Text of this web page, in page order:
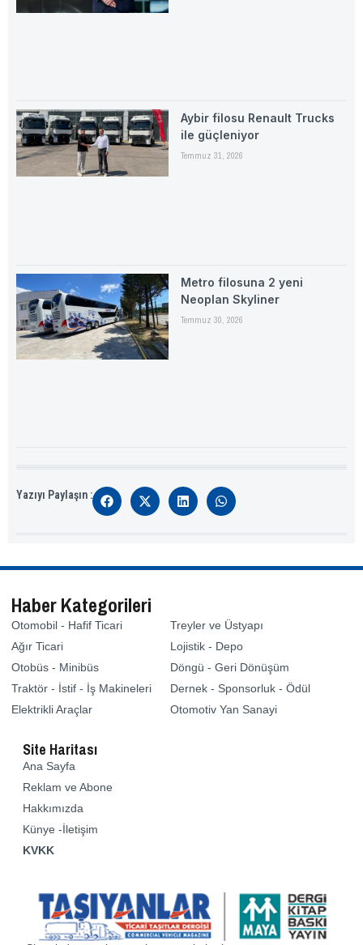
Aybir filosu Renault Trucks
ile güçleniyor
Temmuz 31, 2026
Metro filosuna 2 yeni
Neoplan Skyliner
Temmuz 30, 2026
Yazıyı Paylaşın :
Haber Kategorileri
Otomobil - Hafif Ticari
Ağır Ticari
Otobüs - Minibüs
Traktör - İstif - İş Makineleri
Elektrikli Araçlar
Treyler ve Üstyapı
Lojistik - Depo
Döngü - Geri Dönüşüm
Dernek - Sponsorluk - Ödül
Otomotiv Yan Sanayi
Site Haritası
Ana Sayfa
Reklam ve Abone
Hakkımızda
Künye -İletişim
KVKK